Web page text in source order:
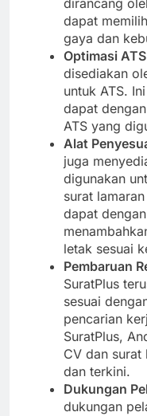
dirancang
dapat
gaya dan
Optimasi
disediakan
untuk ATS.
dapat
ATS yang
Alat
juga
digunakan
surat
dapat
letak sesuai
Pembaruan
SuratPlus
sesuai
pencarian
SuratPlus,
CV dan surat
dan terkini.
Dukungan
dukungan